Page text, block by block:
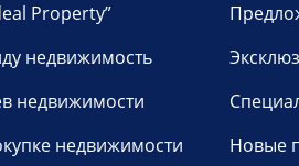
Property”
недвижимость
недвижимости
недвижимости
Новые